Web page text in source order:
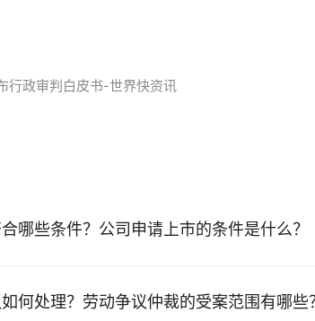
行政审判白皮书-世界快资讯
哪些条件？公司申请上市的条件是什么？
何处理？劳动争议仲裁的受案范围有哪些